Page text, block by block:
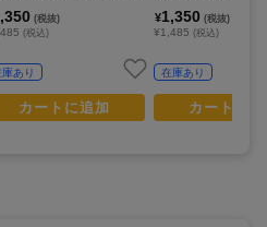
(税抜)
(税込)
庫あり
カートに追加
¥1,350 (税抜)
¥1,485 (税込)
在庫あり
カートに